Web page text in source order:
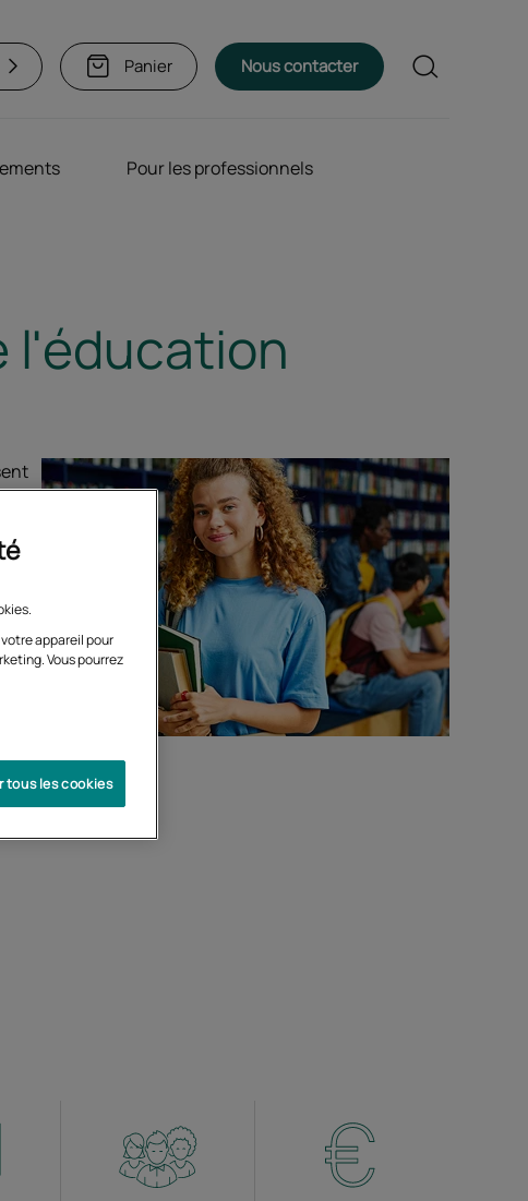
Panier Nous contacter Rechercher
Pour les professionnels
l'éducation
appareil pour
Vous pourrez
tous les cookies